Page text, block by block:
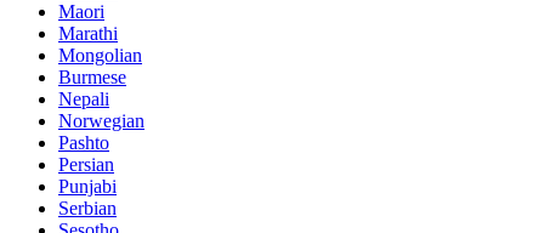
Maori
Marathi
Mongolian
Burmese
Nepali
Norwegian
Pashto
Persian
Punjabi
Serbian